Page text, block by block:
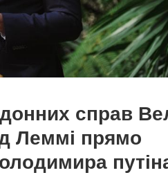
справ
Леммі прямо